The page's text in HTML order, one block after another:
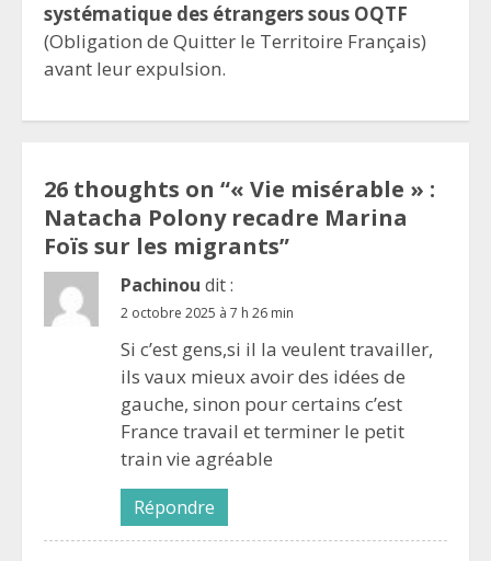
systématique des étrangers sous OQTF
(Obligation de Quitter le Territoire Français)
avant leur expulsion.
26 thoughts on “« Vie misérable » :
Natacha Polony recadre Marina
Foïs sur les migrants”
Pachinou dit :
2 octobre 2025 à 7 h 26 min
Si c’est gens,si il la veulent travailler,
ils vaux mieux avoir des idées de
gauche, sinon pour certains c’est
France travail et terminer le petit
train vie agréable
Répondre